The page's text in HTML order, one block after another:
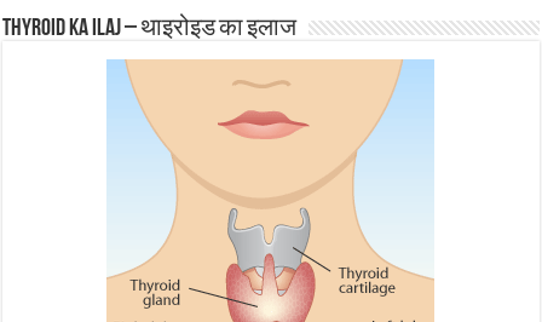
Thyroid ka ilaj – थाइरोइड का इलाज